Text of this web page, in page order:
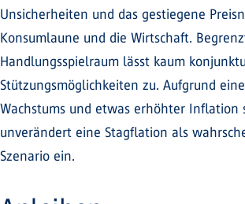
Unsicherheiten und das gestiegene
Konsumlaune und die Wirtschaft.
Handlungsspielraum lässt kaum
Stützungsmöglichkeiten zu. Aufgrund
Wachstums und etwas erhöhter Inflation
unverändert eine Stagflation als
Szenario ein.